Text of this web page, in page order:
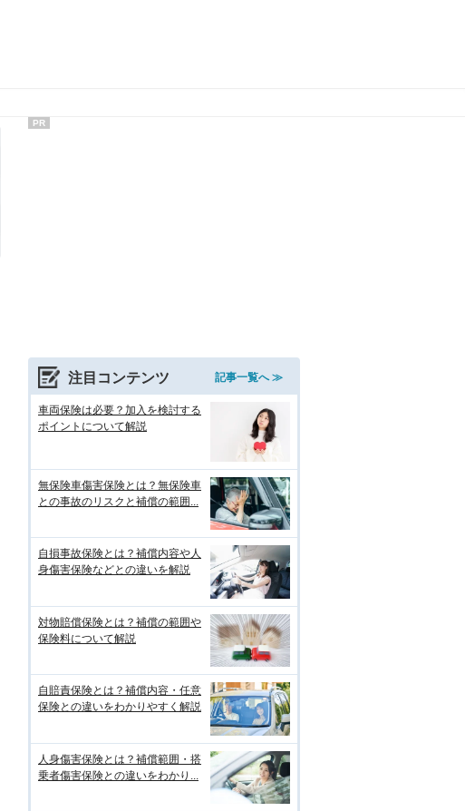
PR
注目コンテンツ 記事一覧へ ≫
車両保険は必要？加入を検討する
ポイントについて解説
無保険車傷害保険とは？無保険車
との事故のリスクと補償の範囲...
自損事故保険とは？補償内容や人
身傷害保険などとの違いを解説
対物賠償保険とは？補償の範囲や
保険料について解説
自賠責保険とは？補償内容・任意
保険との違いをわかりやすく解説
人身傷害保険とは？補償範囲・搭
乗者傷害保険との違いをわかり...